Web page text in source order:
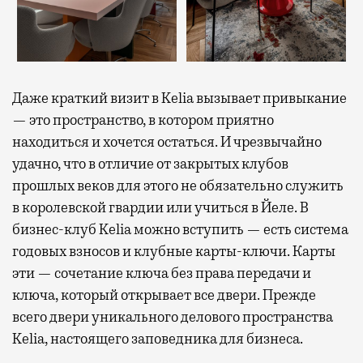
Даже краткий визит в Kelia вызывает привыкание
— это пространство, в котором приятно
находиться и хочется остаться. И чрезвычайно
удачно, что в отличие от закрытых клубов
прошлых веков для этого не обязательно служить
в королевской гвардии или учиться в Йеле. В
бизнес-клуб Kelia можно вступить — есть система
годовых взносов и клубные карты-ключи. Карты
эти — сочетание ключа без права передачи и
ключа, который открывает все двери. Прежде
всего двери уникального делового пространства
Kelia, настоящего заповедника для бизнеса.